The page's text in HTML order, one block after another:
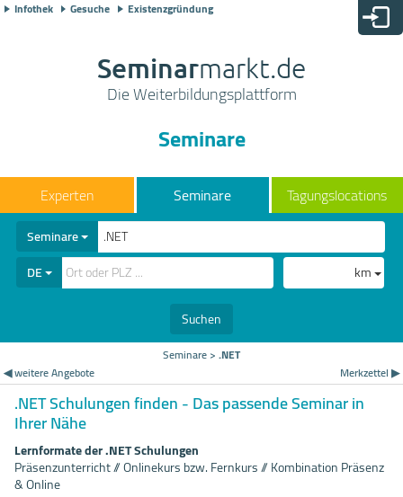
Infothek Gesuche Existenzgründung
Seminarmarkt.de
Die Weiterbildungsplattform
Seminare
Seminare Tagungslocations
Seminare
DE
km
Suchen
Seminare>.NET
◀ weitere Angebote
Merkzettel ▶
.NET Schulungen finden - Das passende Seminar in
Ihrer Nähe
Lernformate der .NET Schulungen
Präsenzunterricht // Onlinekurs bzw. Fernkurs // Kombination Präsenz
& Online